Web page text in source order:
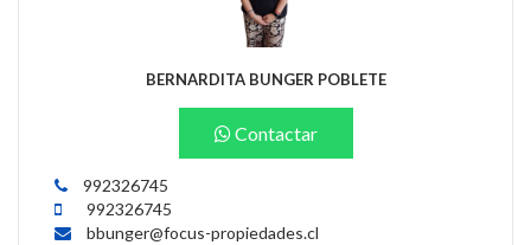
BERNARDITA BUNGER POBLETE
Contactar
992326745
992326745
bbunger@focus-propiedades.cl